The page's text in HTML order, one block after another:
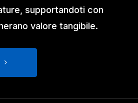
supportandoti con
valore tangibile.